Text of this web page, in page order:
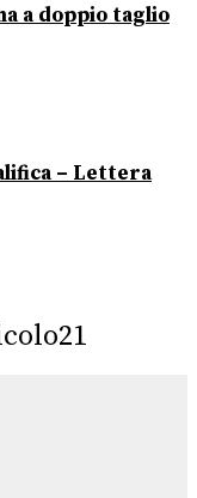
a doppio taglio
– Lettera